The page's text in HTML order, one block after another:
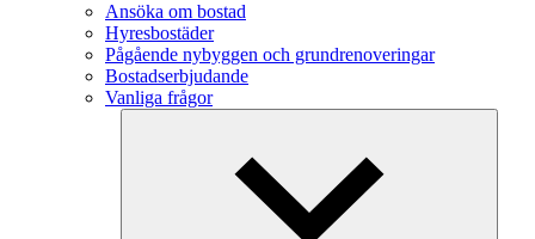
Ansöka om bostad
Hyresbostäder
Pågående nybyggen och grundrenoveringar
Bostadserbjudande
Vanliga frågor